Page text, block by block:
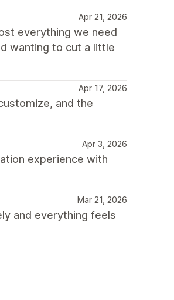
Apr 21, 2026
everything we need
wanting to cut a little
Apr 17, 2026
and the
Apr 3, 2026
experience with
Mar 21, 2026
and everything feels